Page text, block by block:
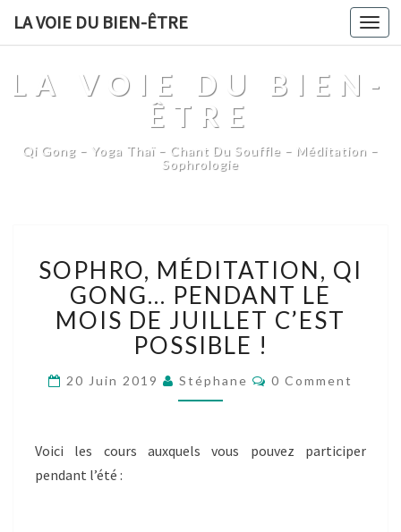
LA VOIE DU BIEN-ÊTRE
LA VOIE DU BIEN-
ÊTRE
Qi Gong – Yoga Thaï – Chant Du Souffle – Méditation –
Sophrologie
MÉDITATION,
QI
GONG…
PENDANT
LE
DE
JUILLET
POSSIBLE
SOPHRO, MÉDITATION, QI
GONG… PENDANT LE
MOIS DE JUILLET C’EST
POSSIBLE !
20 Juin 2019 Stéphane Comments
0 Comment
Voici les cours auxquels vous pouvez participer
pendant l’été :